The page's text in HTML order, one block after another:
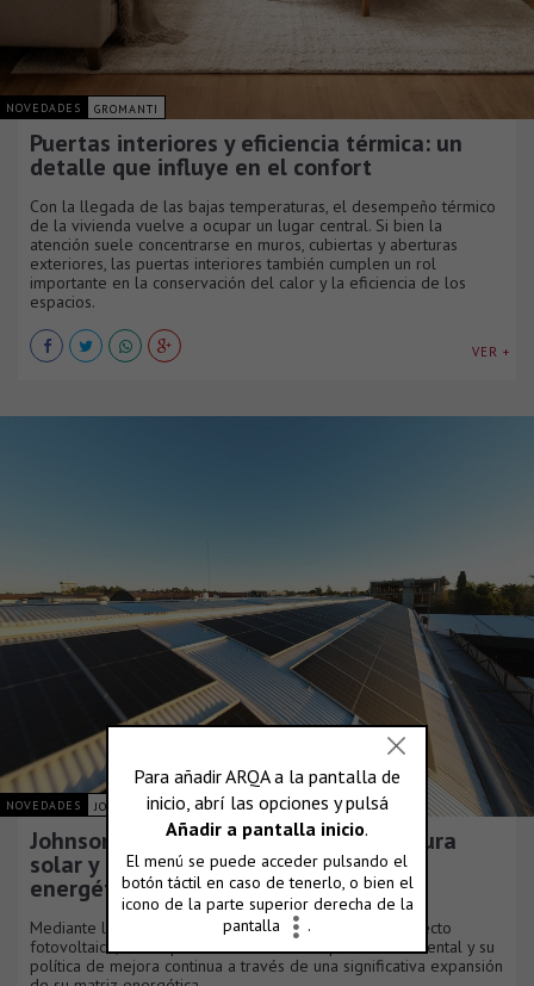
NOVEDADES GROMANTI
Puertas interiores y eficiencia térmica: un
detalle que influye en el confort
Con la llegada de las bajas temperaturas, el desempeño térmico
de la vivienda vuelve a ocupar un lugar central. Si bien la
atención suele concentrarse en muros, cubiertas y aberturas
exteriores, las puertas interiores también cumplen un rol
importante en la conservación del calor y la eficiencia de los
espacios.
VER +
NOVEDADES JOHNSON ACERO S.A.
Johnson Acero duplica su infraestructura
solar y consolida su plan de eficiencia
energética
Mediante la culminación de una nueva fase de su proyecto
fotovoltaico, la compañía reafirma su compromiso ambiental y su
política de mejora continua a través de una significativa expansión